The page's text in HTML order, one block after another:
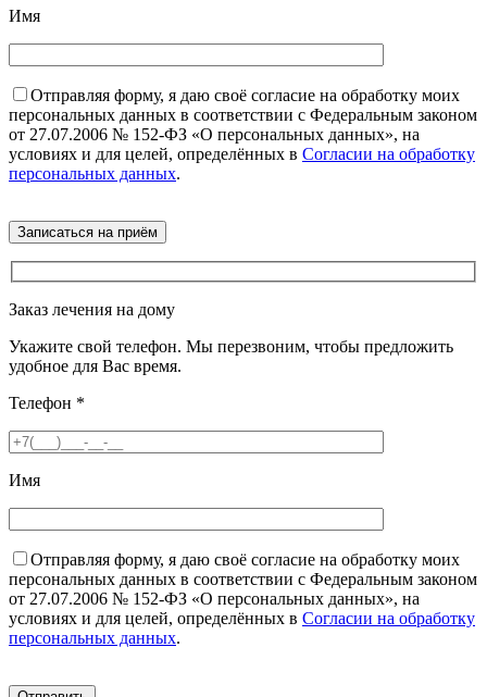
Имя
Отправляя форму, я даю своё согласие на обработку моих
персональных данных в соответствии с Федеральным законом
от 27.07.2006 № 152-ФЗ «О персональных данных», на
условиях и для целей, определённых в Согласии на обработку
персональных данных.
Заказ лечения на дому
Укажите свой телефон. Мы перезвоним, чтобы предложить
удобное для Вас время.
Телефон *
Имя
Отправляя форму, я даю своё согласие на обработку моих
персональных данных в соответствии с Федеральным законом
от 27.07.2006 № 152-ФЗ «О персональных данных», на
условиях и для целей, определённых в Согласии на обработку
персональных данных.